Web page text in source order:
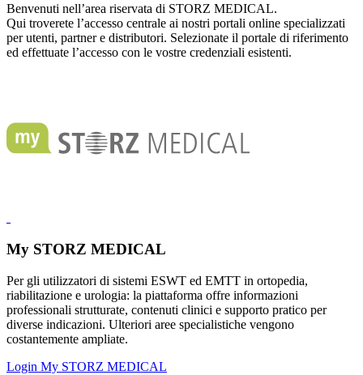
Benvenuti nell’area riservata di STORZ MEDICAL.
Qui troverete l’accesso centrale ai nostri portali online specializzati
per utenti, partner e distributori. Selezionate il portale di riferimento
ed effettuate l’accesso con le vostre credenziali esistenti.
My STORZ MEDICAL
Per gli utilizzatori di sistemi ESWT ed EMTT in ortopedia,
riabilitazione e urologia: la piattaforma offre informazioni
professionali strutturate, contenuti clinici e supporto pratico per
diverse indicazioni. Ulteriori aree specialistiche vengono
costantemente ampliate.
Login My STORZ MEDICAL